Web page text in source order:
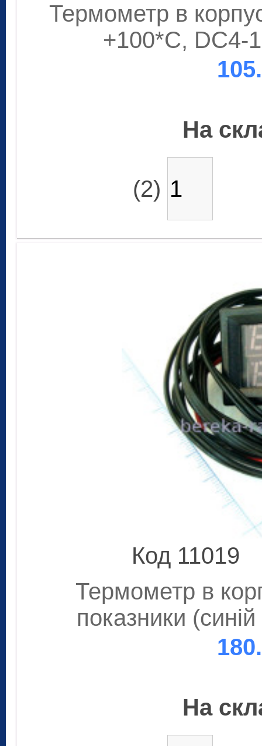
Термометр в
+100*C, DC4-
На
(2)
Код 11019
Термометр в
показники
На